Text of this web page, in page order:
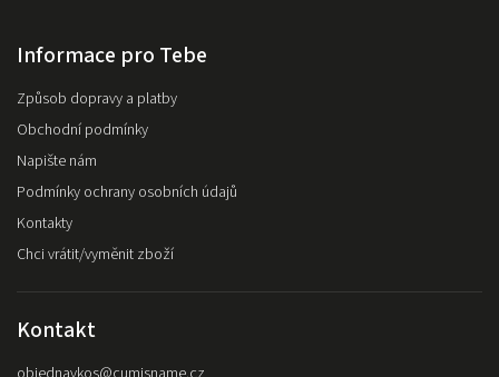
Informace pro Tebe
Způsob dopravy a platby
Obchodní podmínky
Napište nám
Podmínky ochrany osobních údajů
Kontakty
Chci vrátit/vyměnit zboží
Kontakt